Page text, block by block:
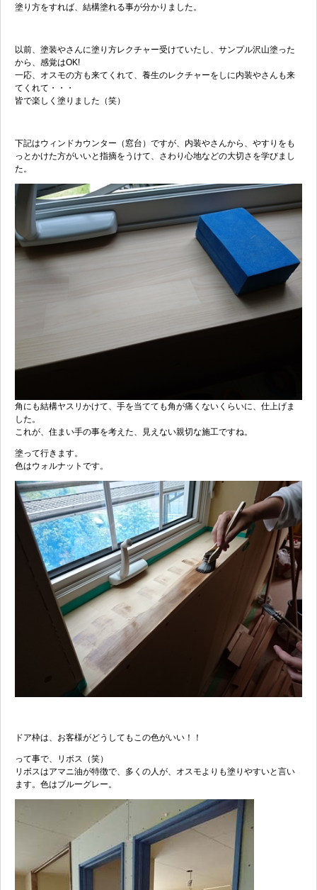
塗り方をすれば、結構塗れる事が分かりました。
以前、塗装やさんに塗り方レクチャー受けていたし、サンプル沢山塗った
から、感覚はOK!
一応、オスモの方も来てくれて、養生のレクチャーをしに内装やさんも来
てくれて・・・
皆で楽しく塗りました（笑）
下記はウィンドカウンター（窓台）ですが、内装やさんから、やすりをも
っとかけた方がいいと指摘をうけて、さわり心地などの大切さを学びまし
た。
角にも結構ヤスリかけて、手を当てても角が痛くないくらいに、仕上げま
した。
これが、住まい手の事を考えた、見えない親切な施工ですね。
塗って行きます。
色はウォルナットです。
ドア枠は、お客様がどうしてもこの色がいい！！
って事で、リボス（笑）
リボスはアマニ油が特徴で、多くの人が、オスモよりも塗りやすいと言い
ます。色はブルーグレー。